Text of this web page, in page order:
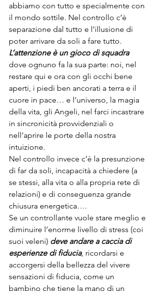
abbiamo con tutto e specialmente con
il mondo sottile. Nel controllo c’è
separazione dal tutto e l’illusione di
poter arrivare da soli a fare tutto.
L’attenzione è un gioco di squadra
dove ognuno fa la sua parte: noi, nel
restare qui e ora con gli occhi bene
aperti, i piedi ben ancorati a terra e il
cuore in pace… e l’universo, la magia
della vita, gli Angeli, nel farci incastrare
in sincronicità provvidenziali o
nell’aprire le porte della nostra
intuizione.
Nel controllo invece c’è la presunzione
di far da soli, incapacità a chiedere (a
se stessi, alla vita o alla propria rete di
relazioni) e di conseguenza grande
chiusura energetica….
Se un controllante vuole stare meglio e
diminuire l’enorme livello di stress (coi
suoi veleni) deve andare a caccia di
esperienze di fiducia, ricordarsi e
accorgersi della bellezza del vivere
sensazioni di fiducia, come un
bambino che tiene la mano di un